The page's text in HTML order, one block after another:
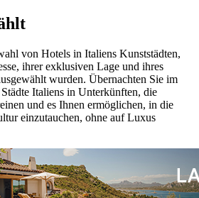
von Hotels in Italiens Kunststädten,
ihrer exklusiven Lage und ihres
wurden. Übernachten Sie im
Italiens in Unterkünften, die
und es Ihnen ermöglichen, in die
einzutauchen, ohne auf Luxus